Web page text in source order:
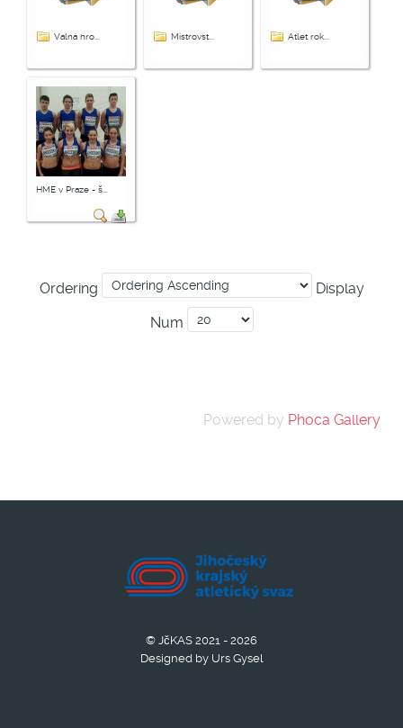
Valná hro... Mistrovst... Atlet rok...
HME v Praze - š...
Ordering
Display
Num
Powered by Phoca Gallery
© JčKAS 2021 - 2026
Designed by Urs Gysel